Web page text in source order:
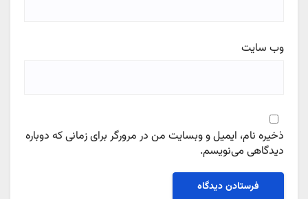
وب‌ سایت
ذخیره نام، ایمیل و وبسایت من در مرورگر برای زمانی که دوباره
دیدگاهی می‌نویسم.